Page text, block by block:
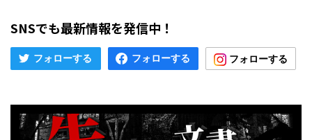
SNSでも最新情報を発信中！